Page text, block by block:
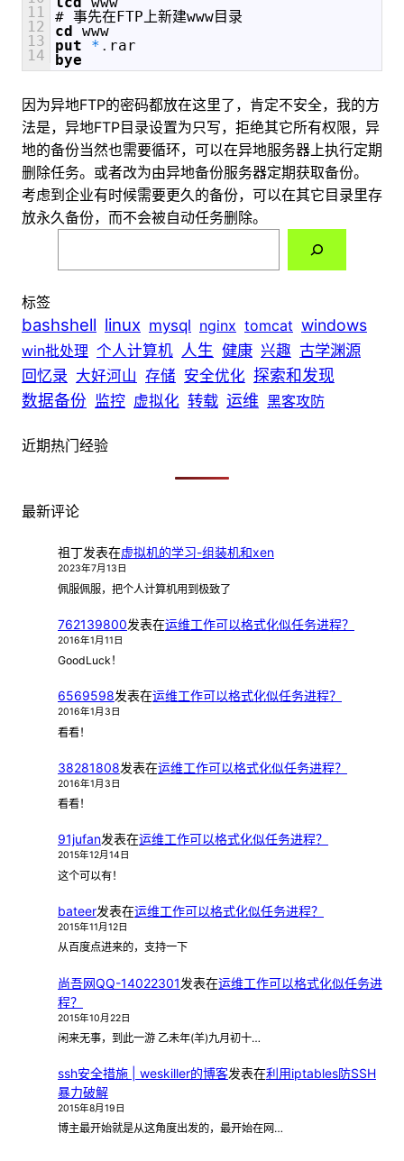
11
12
13
14
# 事先在FTP上新建www目录
cd www
put
* . rar
bye
因为异地FTP的密码都放在这里了，肯定不安全，我的方
法是，异地FTP目录设置为只写，拒绝其它所有权限，异
地的备份当然也需要循环，可以在异地服务器上执行定期
删除任务。或者改为由异地备份服务器定期获取备份。
考虑到企业有时候需要更久的备份，可以在其它目录里存
放永久备份，而不会被自动任务删除。
标签
bashshell linux mysql nginx tomcat windows
win批处理 个人计算机 人生 健康 兴趣 古学渊源
回忆录 大好河山 存储 安全优化 探索和发现
数据备份 监控 虚拟化 转载 运维 黑客攻防
近期热门经验
最新评论
祖丁发表在虚拟机的学习-组装机和xen
2023年7月13日
佩服佩服，把个人计算机用到极致了
762139800发表在运维工作可以格式化似任务进程？
2016年1月11日
GoodLuck！
6569598发表在运维工作可以格式化似任务进程？
2016年1月3日
看看！
38281808发表在运维工作可以格式化似任务进程？
2016年1月3日
看看！
91jufan发表在运维工作可以格式化似任务进程？
2015年12月14日
这个可以有！
bateer发表在运维工作可以格式化似任务进程？
2015年11月12日
从百度点进来的，支持一下
尚吾网QQ-14022301发表在运维工作可以格式化似任务进
程？
2015年10月22日
闲来无事，到此一游 乙未年(羊)九月初十…
ssh安全措施 | weskiller的博客发表在利用iptables防SSH
暴力破解
2015年8月19日
博主最开始就是从这角度出发的，最开始在网…